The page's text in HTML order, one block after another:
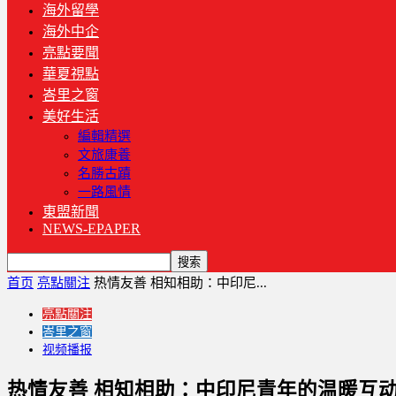
海外留學
海外中企
亮點要聞
華夏視點
峇里之窗
美好生活
編輯精選
文旅康養
名勝古蹟
一路風情
東盟新聞
NEWS-EPAPER
首页 亮點關注 热情友善 相知相助：中印尼...
亮點關注
峇里之窗
视频播报
热情友善 相知相助：中印尼青年的温暖互